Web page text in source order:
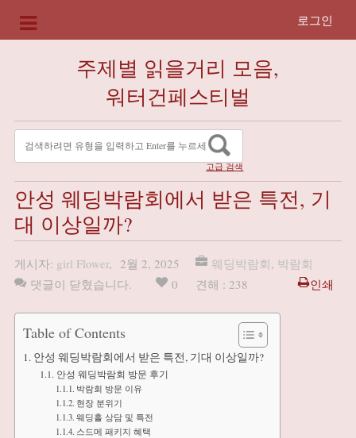
로그인
주제별 읽을거리 모음,
워터건페스티벌
고급 검색
안성 웨딩박람회에서 받은 특전, 기
대 이상일까?
게시자: girl Flower, 2월 2, 2025 웨딩박람회, 박람회
댓글이 닫혔습니다.
0 견해 : 238 인쇄
Table of Contents
안성 웨딩박람회에서 받은 특전, 기대 이상일까?
안성 웨딩박람회 방문 후기
박람회 방문 이유
현장 분위기
웨딩홀 상담 및 특전
스드메 패키지 혜택